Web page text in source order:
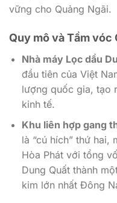
vững cho Quảng Ngãi.
Quy mô và Tầm vóc
Nhà máy Lọc dầu
đầu tiên của Việt
lượng quốc gia, tạo
kinh tế.
Khu liên hợp gang
là “cú hích” thứ hai,
Hòa Phát với tổng
Dung Quất thành
kim lớn nhất Đông